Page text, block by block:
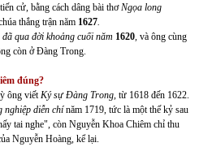
cử, bằng cách dâng bài thơNgọa long
thắng trận năm 1627.
đã qua đời khoảng cuối năm 1620, và ông cùng
còn ở Đàng Trong.
đúng?
ông viếtKý sự Đàng Trong, từ 1618 đến 1622.
nghiệp diễn chínăm 1719, tức là một thế kỷ sau
tai nghe", còn Nguyễn Khoa Chiêm chỉ thu
Nguyễn Hoàng, kể lại.